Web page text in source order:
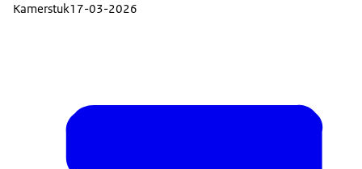
Kamerstuk17-03-2026